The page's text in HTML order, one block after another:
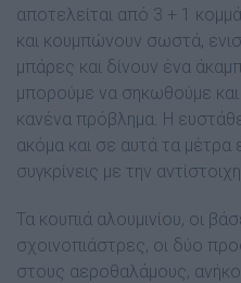
αποτελείται από 3 + 1
και κουµπώνουν σωστά,
µπάρες και δίνουν ένα
µπορούµε να σηκωθούµε
κανένα πρόβληµα. Η
ακόµα και σε αυτά τα µέτρα
συγκρίνεις µε την
Τα κουπιά αλουµινίου, οι
σχοινοπιάστρες, οι δύο
στους αεροθαλάµους,